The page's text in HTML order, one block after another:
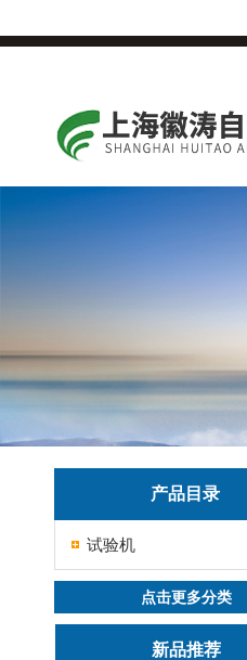
产品目录
试验机
点击更多分类
新品推荐